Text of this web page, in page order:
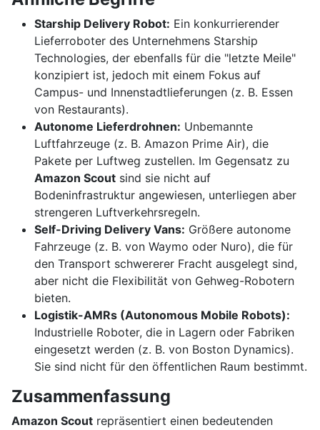
Starship Delivery Robot: Ein konkurrierender
Lieferroboter des Unternehmens Starship
Technologies, der ebenfalls für die "letzte Meile"
konzipiert ist, jedoch mit einem Fokus auf
Campus- und Innenstadtlieferungen (z. B. Essen
von Restaurants).
Autonome Lieferdrohnen: Unbemannte
Luftfahrzeuge (z. B. Amazon Prime Air), die
Pakete per Luftweg zustellen. Im Gegensatz zu
Amazon Scout sind sie nicht auf
Bodeninfrastruktur angewiesen, unterliegen aber
strengeren Luftverkehrsregeln.
Self-Driving Delivery Vans: Größere autonome
Fahrzeuge (z. B. von Waymo oder Nuro), die für
den Transport schwererer Fracht ausgelegt sind,
aber nicht die Flexibilität von Gehweg-Robotern
bieten.
Logistik-AMRs (Autonomous Mobile Robots):
Industrielle Roboter, die in Lagern oder Fabriken
eingesetzt werden (z. B. von Boston Dynamics).
Sie sind nicht für den öffentlichen Raum bestimmt.
Zusammenfassung
Amazon Scout repräsentiert einen bedeutenden